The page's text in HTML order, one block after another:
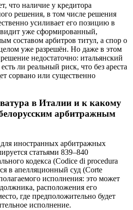
что наличие у кредитора
решения, в том числе решения
усиливает его позицию в
видит уже сформированный,
составом арбитров титул, а спор о
уже разрешён. Но даже в этом
недостаточно: итальянский
ли реальный риск, что без ареста
сорвано или существенно
в Италии и к какому
арбитражным
иностранных арбитражных
статьями 839–840
кодекса (Codice di procedura
в апелляционный суд (Corte
исполнения: это может
расположения его
где предположительно будет
исполнение.